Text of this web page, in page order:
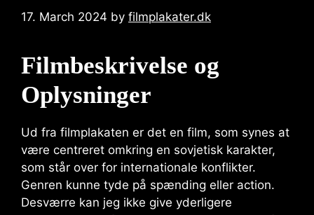
17. March 2024 by filmplakater.dk
Filmbeskrivelse og
Oplysninger
Ud fra filmplakaten er det en film, som synes at
være centreret omkring en sovjetisk karakter,
som står over for internationale konflikter.
Genren kunne tyde på spænding eller action.
Desværre kan jeg ikke give yderligere